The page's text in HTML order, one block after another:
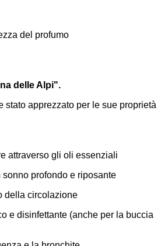
del profumo
delle Alpi".
stato apprezzato per le sue proprietà
attraverso gli oli essenziali
profondo e riposante
della circolazione
e disinfettante (anche per la buccia